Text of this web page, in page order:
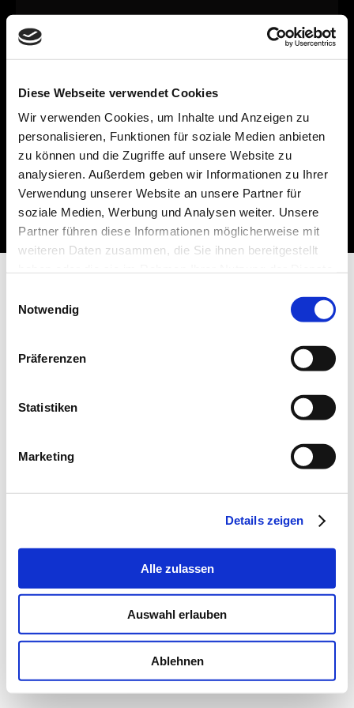
Diese Webseite verwendet Cookies
Wir verwenden Cookies, um Inhalte und Anzeigen zu
personalisieren, Funktionen für soziale Medien anbieten
zu können und die Zugriffe auf unsere Website zu
analysieren. Außerdem geben wir Informationen zu Ihrer
Verwendung unserer Website an unsere Partner für
soziale Medien, Werbung und Analysen weiter. Unsere
Partner führen diese Informationen möglicherweise mit
weiteren Daten zusammen, die Sie ihnen bereitgestellt
Notwendig
Präferenzen
Statistiken
Marketing
Details zeigen
Alle zulassen
Auswahl erlauben
Ablehnen